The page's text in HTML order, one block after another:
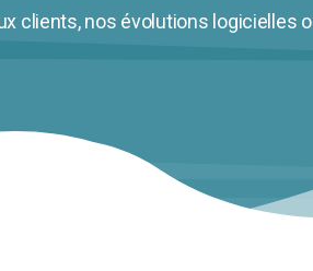
clients, nos évolutions logicielles